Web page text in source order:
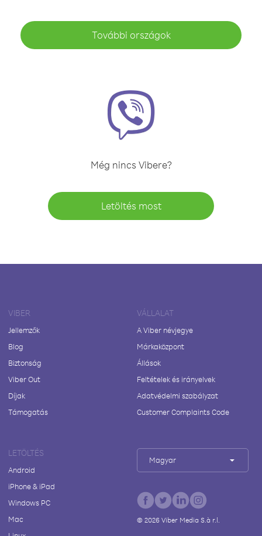
További országok
Még nincs Vibere?
Letöltés most
VIBER
Jellemzők
Blog
Biztonság
Viber Out
Díjak
Támogatás
VÁLLALAT
A Viber névjegye
Márkaközpont
Állások
Feltételek és irányelvek
Adatvédelmi szabályzat
Customer Complaints Code
LETÖLTÉS
Android
iPhone & iPad
Windows PC
Mac
Magyar
© 2026Viber Media S.à r.l.